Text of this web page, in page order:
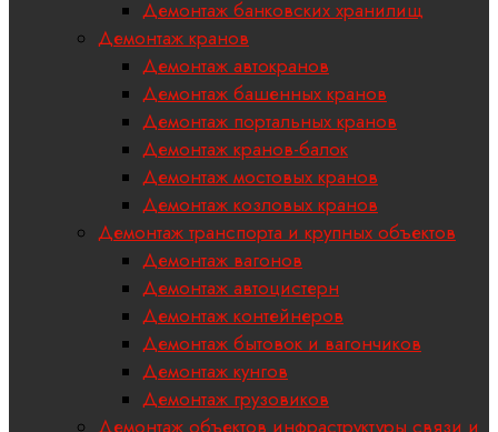
Демонтаж банковских хранилищ
Демонтаж кранов
Демонтаж автокранов
Демонтаж башенных кранов
Демонтаж портальных кранов
Демонтаж кранов-балок
Демонтаж мостовых кранов
Демонтаж козловых кранов
Демонтаж транспорта и крупных объектов
Демонтаж вагонов
Демонтаж автоцистерн
Демонтаж контейнеров
Демонтаж бытовок и вагончиков
Демонтаж кунгов
Демонтаж грузовиков
Демонтаж объектов инфраструктуры связи и